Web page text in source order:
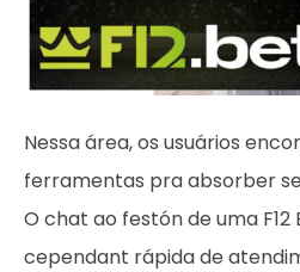
Nessa área, os usuários
ferramentas pra absorber
O chat ao festón de uma
cependant rápida de